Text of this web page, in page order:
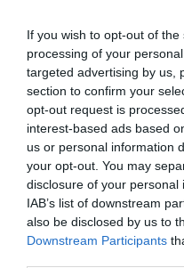
If you wish to opt-out of
processing of your
targeted advertising by us,
section to confirm your
opt-out request is
interest-based ads based
us or personal information
your opt-out. You may
disclosure of your
IAB’s list of downstream
also be disclosed by us to
Downstream Participants
Ταυτότητα
Πληροφορίες
Ακολουθήστε το
μάθετε πρώτοι όλες τις
Δείτε όλα τατελευταία
Πολιτισμό στο